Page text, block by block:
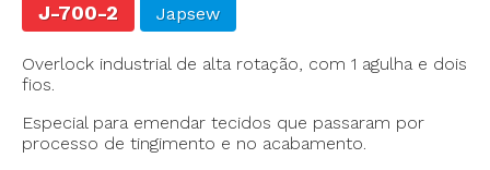
J-700-2 Japsew
Overlock industrial de alta rotação, com 1 agulha e dois
fios.
Especial para emendar tecidos que passaram por
processo de tingimento e no acabamento.
1 agulha
2 fios